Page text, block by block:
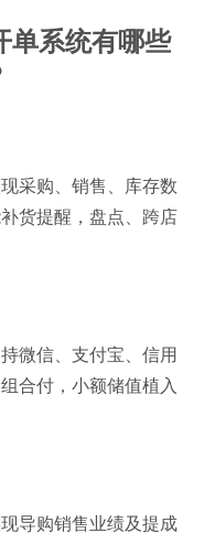
单系统有哪些
采购、销售、库存数
货提醒，盘点、跨店
微信、支付宝、信用
合付，小额储值植入
导购销售业绩及提成